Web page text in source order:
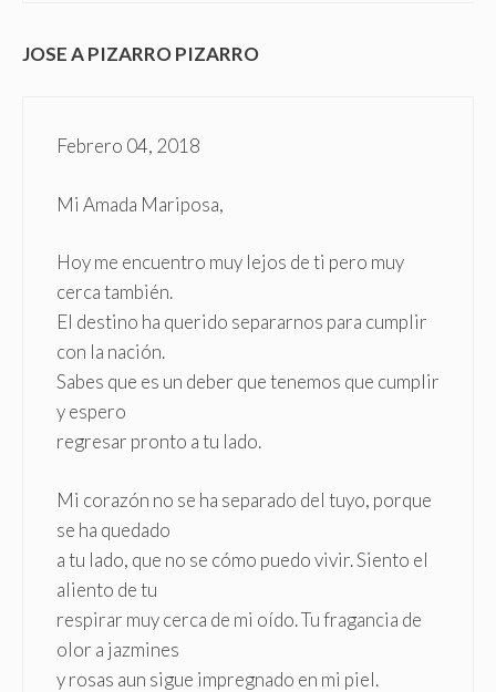
JOSE A PIZARRO PIZARRO
Febrero 04, 2018
Mi Amada Mariposa,
Hoy me encuentro muy lejos de ti pero muy
cerca también.
El destino ha querido separarnos para cumplir
con la nación.
Sabes que es un deber que tenemos que cumplir
y espero
regresar pronto a tu lado.
Mi corazón no se ha separado del tuyo, porque
se ha quedado
a tu lado, que no se cómo puedo vivir. Siento el
aliento de tu
respirar muy cerca de mi oído. Tu fragancia de
olor a jazmines
y rosas aun sigue impregnado en mi piel.